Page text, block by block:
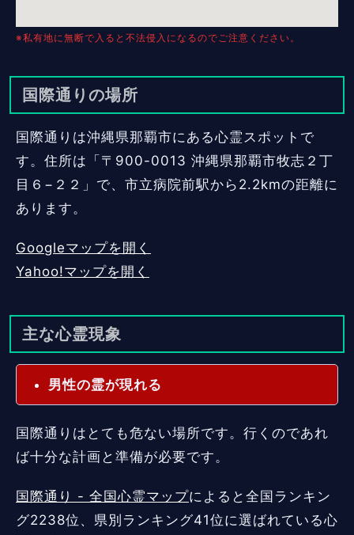
※私有地に無断で入ると不法侵入になるのでご注意ください。
国際通りの場所
国際通りは沖縄県那覇市にある心霊スポットで
す。住所は「〒900-0013 沖縄県那覇市牧志２丁
目６−２２」で、市立病院前駅から2.2kmの距離に
あります。
Googleマップを開く
Yahoo!マップを開く
主な心霊現象
男性の霊が現れる
国際通りはとても危ない場所です。行くのであれ
ば十分な計画と準備が必要です。
国際通り - 全国心霊マップによると全国ランキン
グ2238位、県別ランキング41位に選ばれている心